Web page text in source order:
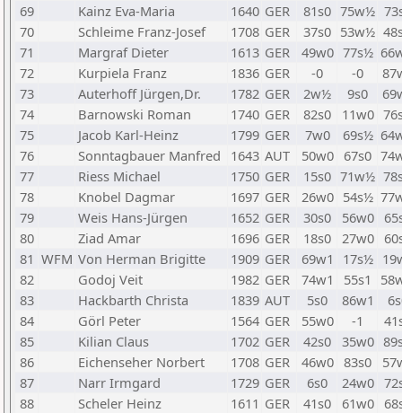
69
Kainz Eva-Maria 1640 GER 81s0 75w½
70
Schleime Franz-Josef 1708 GER 37s0 53w½
71
Margraf Dieter 1613 GER 49w0 77s½
72
Kurpiela Franz 1836 GER -0 -0
73
Auterhoff Jürgen,Dr. 1782 GER 2w½ 9s0
74
Barnowski Roman 1740 GER 82s0 11w0
75
Jacob Karl-Heinz 1799 GER 7w0 69s½
76
Sonntagbauer Manfred 1643 AUT 50w0 67s0
77
Riess Michael 1750 GER 15s0 71w½
78
Knobel Dagmar 1697 GER 26w0 54s½
79
Weis Hans-Jürgen 1652 GER 30s0 56w0
80
Ziad Amar 1696 GER 18s0 27w0
81 WFM Von Herman Brigitte 1909 GER 69w1 17s½
82
Godoj Veit 1982 GER 74w1 55s1
83
Hackbarth Christa 1839 AUT 5s0 86w1
84
Görl Peter 1564 GER 55w0 -1
85
Kilian Claus 1702 GER 42s0 35w0
86
Eichenseher Norbert 1708 GER 46w0 83s0
87
Narr Irmgard 1729 GER 6s0 24w0
88
Scheler Heinz 1611 GER 41s0 61w0